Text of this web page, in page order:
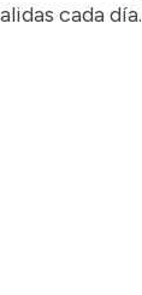
cada día.